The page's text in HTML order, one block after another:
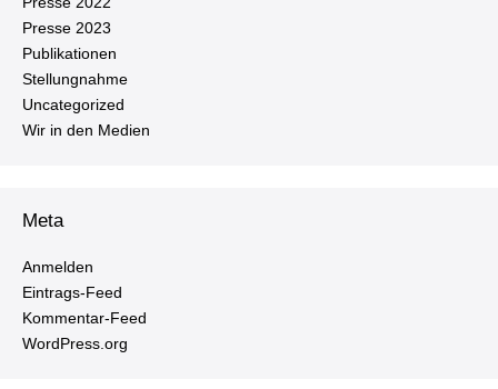
Presse 2023
Pu­bli­ka­tio­nen
Stel­lung­nah­me
Un­ca­te­go­ri­zed
Wir in den Medien
Meta
Anmelden
Ein­trags-Feed
Kom­men­tar-Feed
WordPress.​org